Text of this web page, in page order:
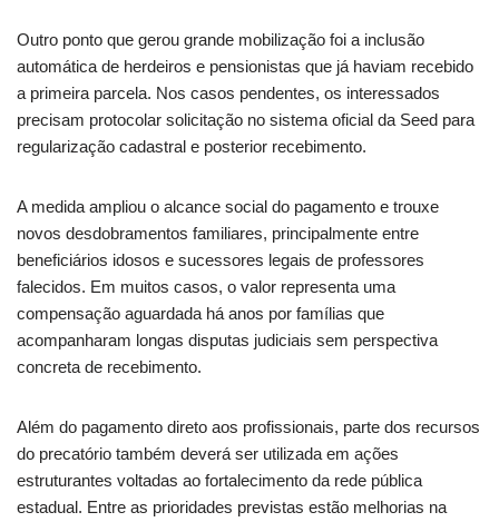
Outro ponto que gerou grande mobilização foi a inclusão
automática de herdeiros e pensionistas que já haviam recebido
a primeira parcela. Nos casos pendentes, os interessados
precisam protocolar solicitação no sistema oficial da Seed para
regularização cadastral e posterior recebimento.
A medida ampliou o alcance social do pagamento e trouxe
novos desdobramentos familiares, principalmente entre
beneficiários idosos e sucessores legais de professores
falecidos. Em muitos casos, o valor representa uma
compensação aguardada há anos por famílias que
acompanharam longas disputas judiciais sem perspectiva
concreta de recebimento.
Além do pagamento direto aos profissionais, parte dos recursos
do precatório também deverá ser utilizada em ações
estruturantes voltadas ao fortalecimento da rede pública
estadual. Entre as prioridades previstas estão melhorias na